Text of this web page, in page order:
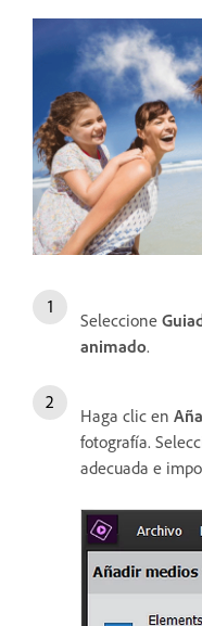
Seleccione
animado.
Haga clic en
fotografía.
adecuada e